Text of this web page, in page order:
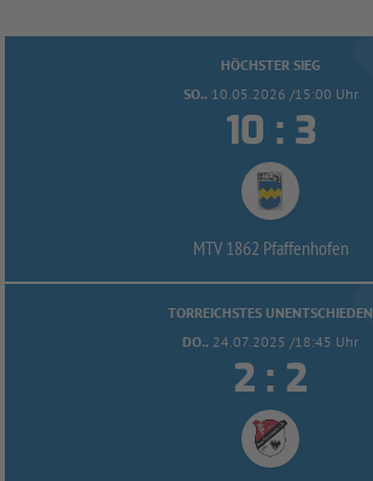
HÖCHSTER SIEG
SO.. 10.05.2026 /15:00 Uhr
 : 
MTV 1862 Pfaffenhofen
TORREICHSTES UNENTSCHIEDEN
DO.. 24.07.2025 /18:45 Uhr
 : 